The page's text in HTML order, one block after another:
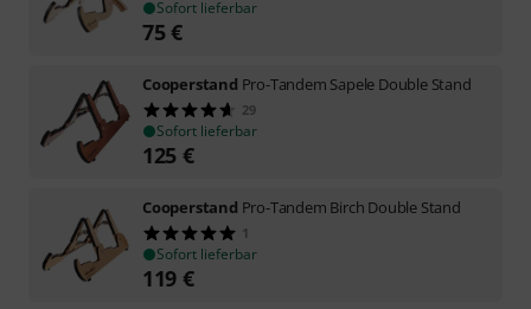
Sofort lieferbar
75€
Cooperstand Pro-Tandem Sapele Double Stand
29
Sofort lieferbar
125 €
Cooperstand Pro-Tandem Birch Double Stand
1
Sofort lieferbar
119 €